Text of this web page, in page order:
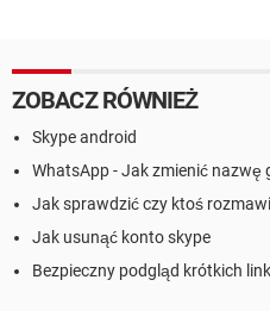
ZOBACZ RÓWNIEŻ
Skype android
WhatsApp - Jak zmienić nazwę
Jak sprawdzić czy ktoś
Jak usunąć konto skype
Bezpieczny podgląd krótkich